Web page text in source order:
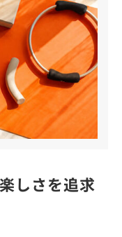
しさを追求